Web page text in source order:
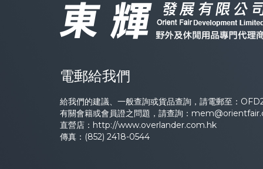
電郵給我們
給我們的建議、一般查詢或貨品查詢，請電郵至：
有關會籍或會員證之問題，請查詢：
直營店： http://www.overlander.com.hk
傳真：(852) 2418-0544